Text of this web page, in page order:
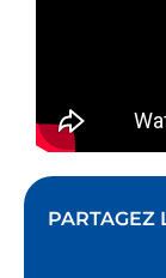
PARTAGEZ